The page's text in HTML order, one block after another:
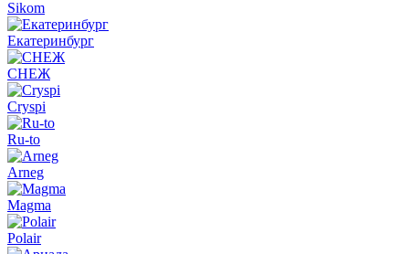
Sikom
Екатеринбург
СНЕЖ
Cryspi
Ru-to
Arneg
Magma
Polair